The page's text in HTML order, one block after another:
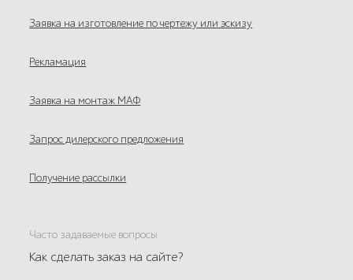
Заявка на изготовление по чертежу или эскизу
Рекламация
Заявка на монтаж МАФ
Запрос дилерского предложения
Получение рассылки
Часто задаваемые вопросы
Как сделать заказ на сайте?